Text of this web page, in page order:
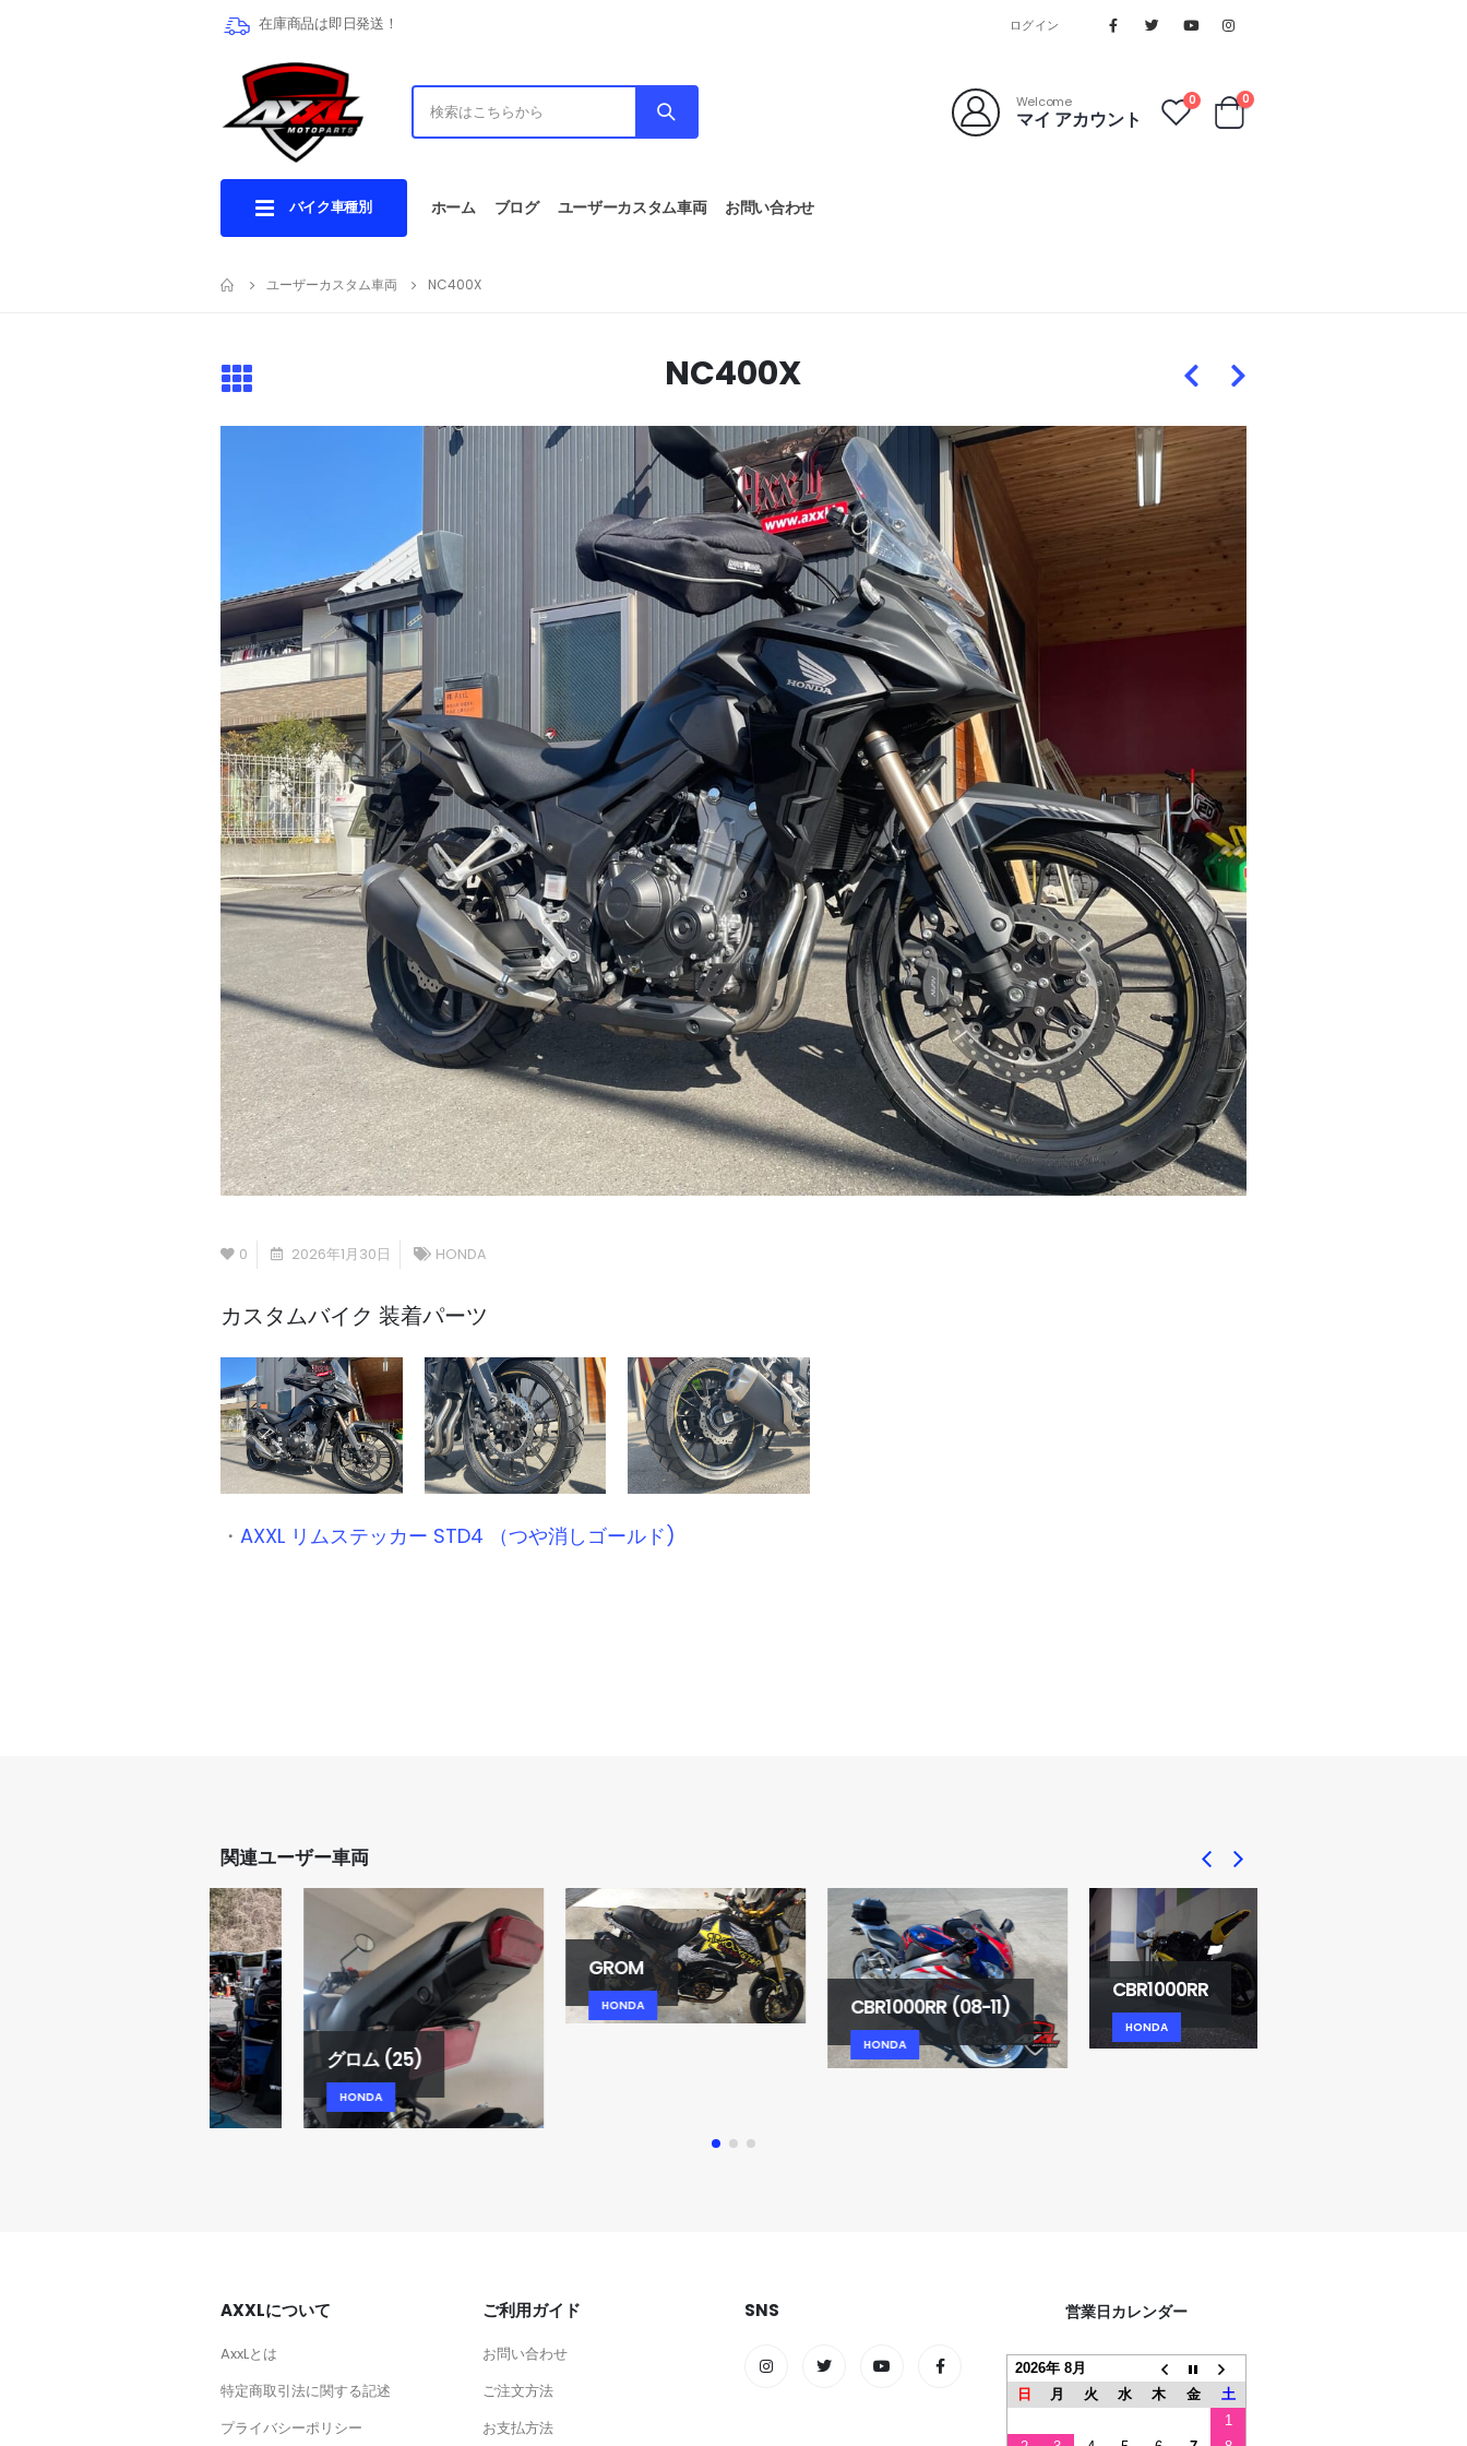
在庫商品は即日発送！ ログイン
Welcome
マイ アカウント
0 0
バイク車種別 ホーム ブログ ユーザーカスタム車両 お問い合わせ
ユーザーカスタム車両 NC400X
NC400X
0 2026年1月30日 HONDA
カスタムバイク 装着パーツ
・ AXXL リムステッカー STD4 （つや消しゴールド)
関連ユーザー車両
グロム (25)
HONDA
GROM
CBR1000RR (08-11)
CBR1000RR
HONDA
AXXLについて
AxxLとは
特定商取引法に関する記述
プライバシーポリシー
ご利用ガイド
お問い合わせ
ご注文方法
お支払方法
SNS 営業日カレンダー
2026年 8月
日
月 火 水 木 金
土
1